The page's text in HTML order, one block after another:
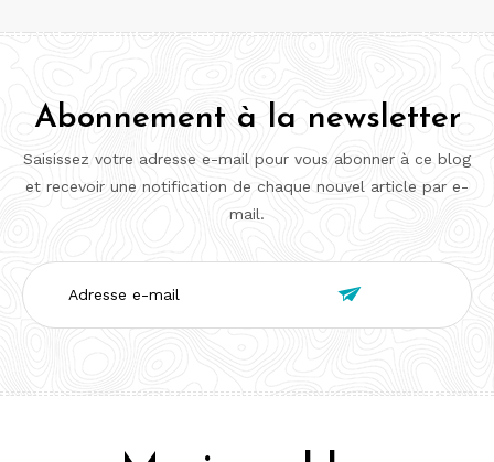
Abonnement à la newsletter
Saisissez votre adresse e-mail pour vous abonner à ce blog
et recevoir une notification de chaque nouvel article par e-
mail.
Adresse
e-
mail
